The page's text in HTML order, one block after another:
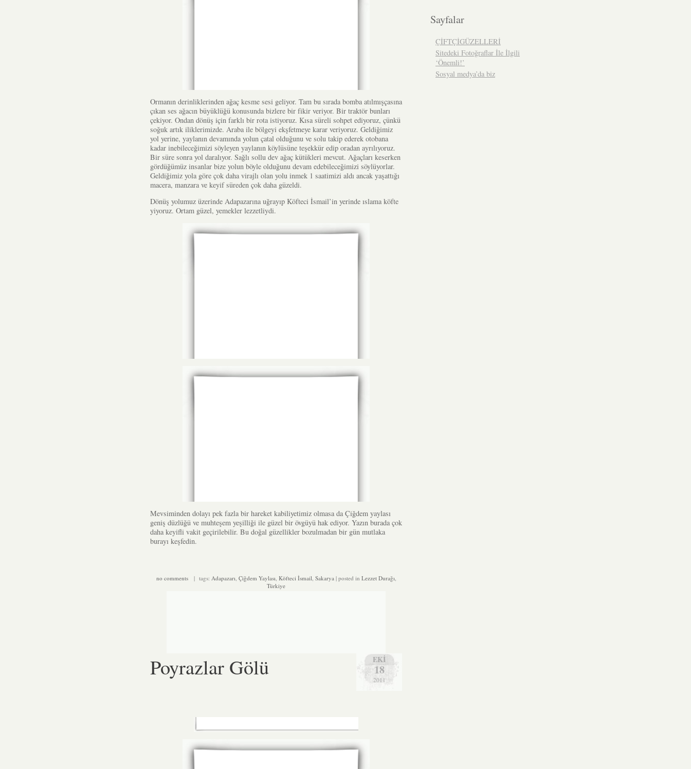
Ormanın derinliklerinden ağaç kesme sesi geliyor. Tam bu sırada bomba atılmışçasına
çıkan ses ağacın büyüklüğü konusunda bizlere bir fikir veriyor. Bir traktör bunları
çekiyor. Ondan dönüş için farklı bir rota istiyoruz. Kısa süreli sohpet ediyoruz, çünkü
soğuk artık iliklerimizde. Araba ile bölgeyi ekşfetmeye karar veriyoruz. Geldiğimiz
yol yerine, yaylanın devamında yolun çatal olduğunu ve solu takip ederek otobana
kadar inebileceğimizi söyleyen yaylanın köylüsüne teşekkür edip oradan ayrılıyoruz.
Bir süre sonra yol daralıyor. Sağlı sollu dev ağaç kütükleri mevcut. Ağaçları keserken
gördüğümüz insanlar bize yolun böyle olduğunu devam edebileceğimizi söylüyorlar.
Geldiğimiz yola göre çok daha virajlı olan yolu inmek 1 saatimizi aldı ancak yaşattığı
macera, manzara ve keyif süreden çok daha güzeldi.
Dönüş yolumuz üzerinde Adapazarına uğrayıp Köfteci İsmail’in yerinde ıslama köfte
yiyoruz. Ortam güzel, yemekler lezzetliydi.
Mevsiminden dolayı pek fazla bir hareket kabiliyetimiz olmasa da Çiğdem yaylası
geniş düzlüğü ve muhteşem yeşilliği ile güzel bir övgüyü hak ediyor. Yazın burada çok
daha keyifli vakit geçirilebilir. Bu doğal güzellikler bozulmadan bir gün mutlaka
burayı keşfedin.
no comments| tags: Adapazarı Çiğdem Yaylası Köfteci İsmail Sakarya | posted in Lezzet Durağı
Türkiye
EKI
18
2011
Poyrazlar Gölü
Sayfalar
ÇİFTÇİGÜZELLERİ
Sitedeki Fotoğraflar İle İlgili
‘Önemli!’
Sosyal medya’da biz